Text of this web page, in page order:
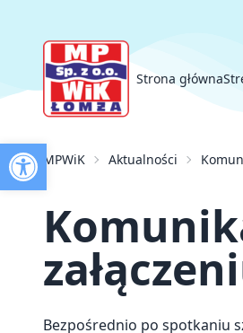
Otwórz pasek narzędzi
Strona główna
Strefa klienta
Przetargi
Inwestycje
Kontakt
MPWiK Aktualności
Bezpośrednio po spotkaniu